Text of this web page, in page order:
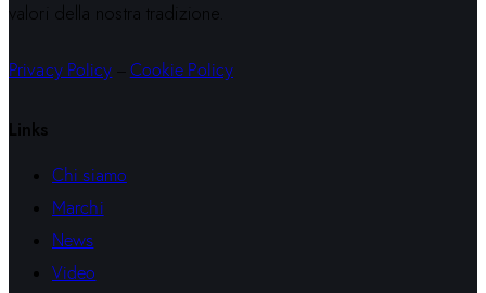
valori della nostra tradizione.
Privacy Policy Cookie Policy
Links
Chi siamo
Marchi
News
Video